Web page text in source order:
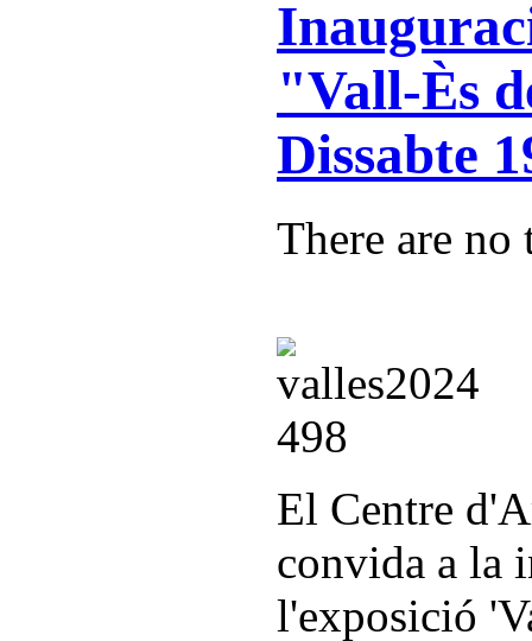
"Vall-Ès
Dissabte
There are no
El Centre
convida a la
l'exposició